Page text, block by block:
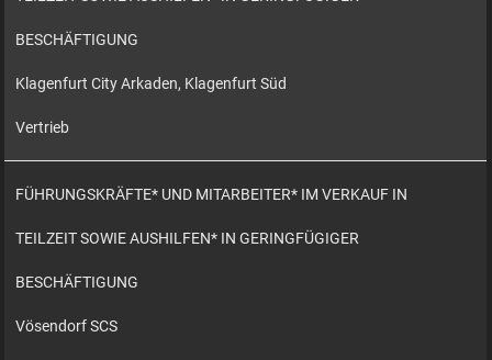
BESCHÄFTIGUNG
Klagenfurt City Arkaden, Klagenfurt Süd
Vertrieb
FÜHRUNGSKRÄFTE* UND MITARBEITER* IM VERKAUF IN
TEILZEIT SOWIE AUSHILFEN* IN GERINGFÜGIGER
BESCHÄFTIGUNG
Vösendorf SCS